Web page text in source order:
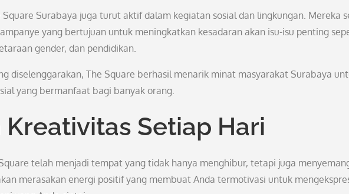
Surabaya juga turut aktif dalam kegiatan sosial dan lingkungan. Mereka
yang bertujuan untuk meningkatkan kesadaran akan isu-isu penting
gender, dan pendidikan.
diselenggarakan, The Square berhasil menarik minat masyarakat Surabaya
yang bermanfaat bagi banyak orang.
Kreativitas Setiap Hari
telah menjadi tempat yang tidak hanya menghibur, tetapi juga
merasakan energi positif yang membuat Anda termotivasi untuk